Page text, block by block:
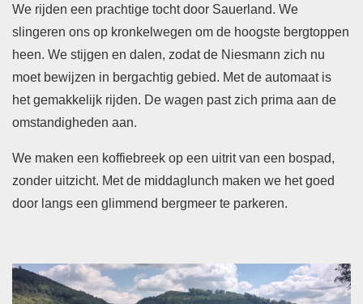
We rijden een prachtige tocht door Sauerland. We
slingeren ons op kronkelwegen om de hoogste bergtoppen
heen. We stijgen en dalen, zodat de Niesmann zich nu
moet bewijzen in bergachtig gebied. Met de automaat is
het gemakkelijk rijden. De wagen past zich prima aan de
omstandigheden aan.
We maken een koffiebreek op een uitrit van een bospad,
zonder uitzicht. Met de middaglunch maken we het goed
door langs een glimmend bergmeer te parkeren.